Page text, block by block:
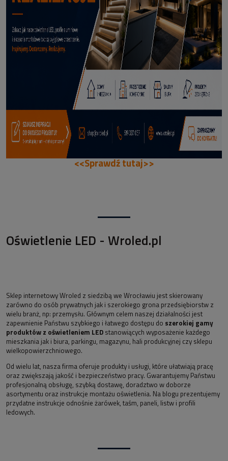
66,99 zł
DODAJ DO KOSZYKA
<<Sprawdź tutaj>>
Oświetlenie LED - Wroled.pl
Sklep internetowy Wroled z siedzibą we Wrocławiu jest skierowany
zarówno do osób prywatnych jak i szerokiego grona przedsiębiorstw z
wielu branż, np: przemysłu. Głównym celem naszej działalności jest
zapewnienie Państwu szybkiego i łatwego dostępu do szerokiej gamy
produktów z oświetleniem LED stanowiących wyposażenie każdego
mieszkania jak i biura, parkingu, magazynu, hali produkcyjnej czy sklepu
wielkopowierzchniowego.
Od wielu lat, nasza firma oferuje produkty i usługi, które ułatwiają pracę
oraz zwiększają jakość i bezpieczeństwo pracy. Gwarantujemy Państwu
profesjonalną obsługę, szybką dostawę, doradztwo w doborze
asortymentu oraz instrukcje montażu oświetlenia. Na blogu prezentujemy
przydatne instrukcje odnośnie żarówek, taśm, paneli, listw i profili
ledowych.